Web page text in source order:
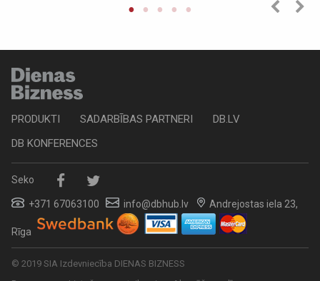
PRODUKTI SADARBĪBAS PARTNERI
DB.LV
DB KONFERENCES
Seko
+371 67063100 info@dbhub.lv Andrejostas iela 23,
Rīga
© 2019 SIA Izdevniecība DIENAS BIZNESS